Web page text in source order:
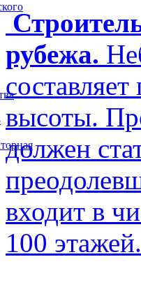
рубежа.
высоты.
должен
входит в
100